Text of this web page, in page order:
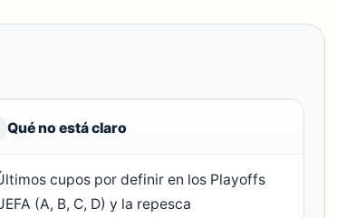
Qué no está claro
cupos por definir en los Playoffs
(A, B, C, D) y la repesca